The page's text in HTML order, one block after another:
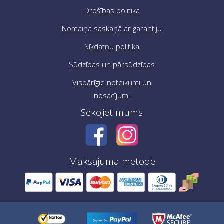
Drošības politika
Nomaiņa saskaņā ar garantiju
Sīkdatņu politika
Sūdzības un pārsūdzības
Vispārīgie noteikumi un
nosacījumi
Sekojiet mums
Maksājuma metode